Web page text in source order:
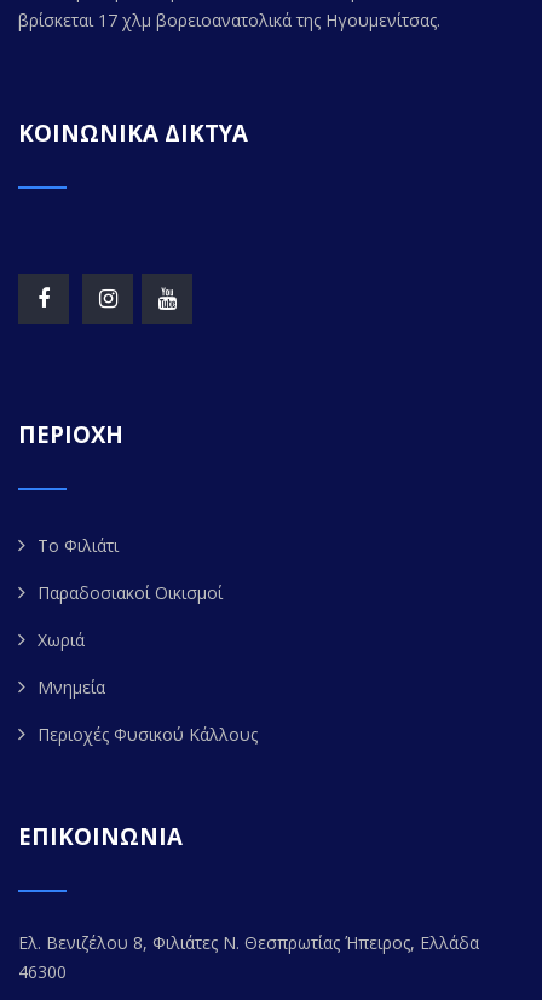
βρίσκεται 17 χλμ βορειοανατολικά της Ηγουμενίτσας.
ΚΟΙΝΩΝΙΚΑ ΔΙΚΤΥΑ
ΠΕΡΙΟΧΗ
Το Φιλιάτι
Παραδοσιακοί Οικισμοί
Χωριά
Μνημεία
Περιοχές Φυσικού Κάλλους
ΕΠΙΚΟΙΝΩΝΙΑ
Ελ. Βενιζέλου 8, Φιλιάτες Ν. Θεσπρωτίας Ήπειρος, Ελλάδα
46300